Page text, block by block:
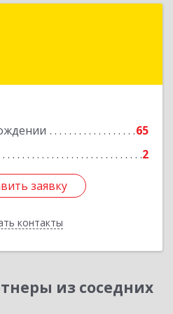
65
2
заявку
контакты
MD-2060, Республика
заявку
Назад
из соседних